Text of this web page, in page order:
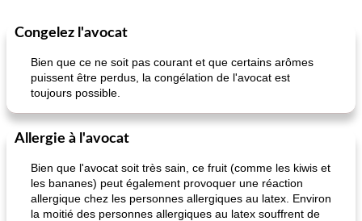
Alimentation saine
pouding au chocolat maison
Congelez l'avocat
Bien que ce ne soit pas courant et que certains arômes
puissent être perdus, la congélation de l'avocat est
toujours possible.
Allergie à l'avocat
Bien que l'avocat soit très sain, ce fruit (comme les kiwis et
les bananes) peut également provoquer une réaction
allergique chez les personnes allergiques au latex. Environ
la moitié des personnes allergiques au latex souffrent de